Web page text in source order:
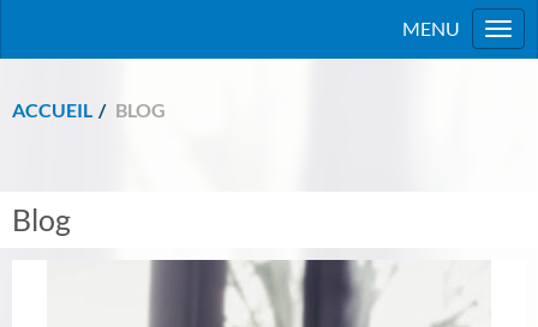
ACCUEIL BLOG
Blog